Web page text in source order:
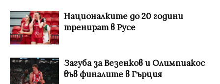
Националките до 20 години
тренират в Русе
Загуба за Везенков и Олимпиакос
във финалите в Гърция